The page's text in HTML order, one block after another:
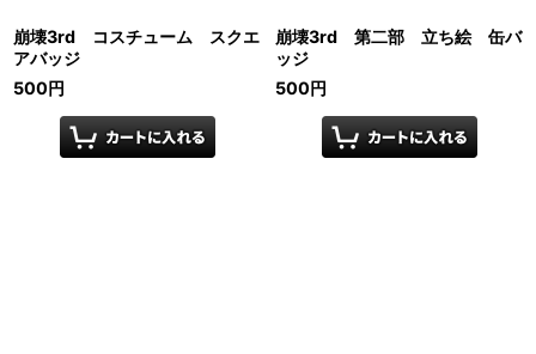
崩壊3rd コスチューム スクエ
アバッジ
500円
崩壊3rd 第二部 立ち絵 缶バ
ッジ
500円